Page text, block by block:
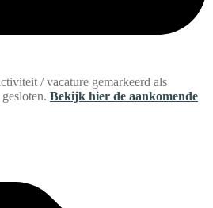
/ vacature gemarkeerd als
Bekijk hier de aankomende